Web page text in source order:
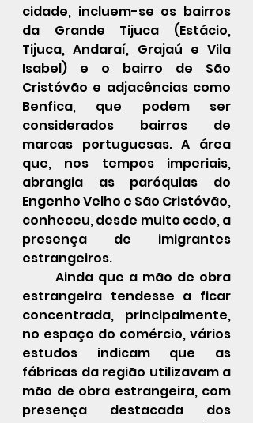
cidade, incluem-se os bairros
da Grande Tijuca (Estácio,
Tijuca, Andaraí, Grajaú e Vila
Isabel) e o bairro de São
Cristóvão e adjacências como
Benfica, que podem ser
considerados bairros de
marcas portuguesas. A área
que, nos tempos imperiais,
abrangia as paróquias do
Engenho Velho e São Cristóvão,
conheceu, desde muito cedo, a
presença de imigrantes
estrangeiros.
estrangeira tendesse a ficar
concentrada, principalmente,
no espaço do comércio, vários
estudos indicam que as
fábricas da região utilizavam a
mão de obra estrangeira, com
presença destacada dos